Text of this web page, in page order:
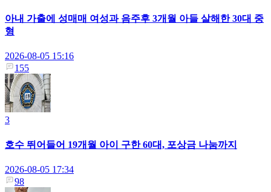
아내 가출에 성매매 여성과 음주후 3개월 아들 살해한 30대 중
형
2026-08-05 15:16
155
3
호수 뛰어들어 19개월 아이 구한 60대, 포상금 나눔까지
2026-08-05 17:34
98